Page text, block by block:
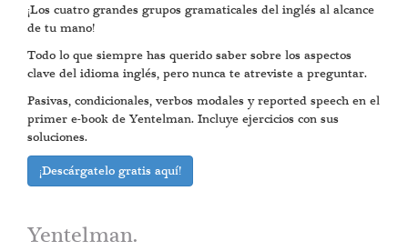
¡Los cuatro grandes grupos gramaticales del inglés al alcance
de tu mano!
Todo lo que siempre has querido saber sobre los aspectos
clave del idioma inglés, pero nunca te atreviste a preguntar.
Pasivas, condicionales, verbos modales y reported speech en el
primer e-book de Yentelman. Incluye ejercicios con sus
soluciones.
¡Descárgatelo gratis aquí!
Yentelman.